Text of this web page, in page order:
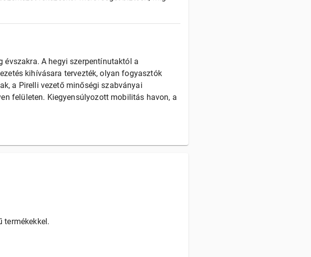
évszakra. A hegyi szerpentínutaktól a
kihívásara tervezték, olyan fogyasztók
a Pirelli vezető minőségi szabványai
felületen. Kiegyensúlyozott mobilitás havon, a
termékekkel.